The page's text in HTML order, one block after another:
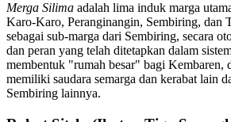
Merga Silima adalah lima induk marga
Karo-Karo, Peranginangin, Sembiring, dan
sebagai sub-marga dari Sembiring, secara
dan peran yang telah ditetapkan dalam
membentuk "rumah besar" bagi Kembaren,
memiliki saudara semarga dan kerabat lain
Sembiring lainnya.